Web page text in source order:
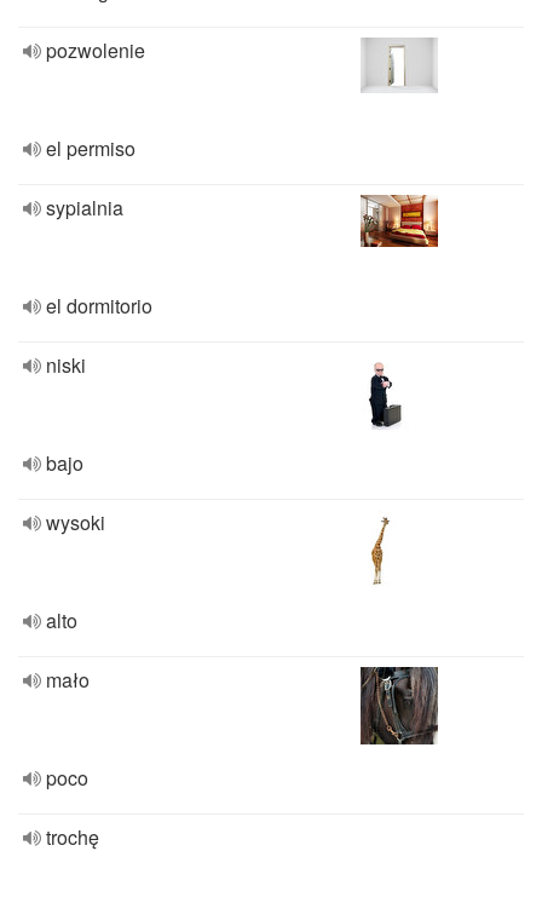
pozwolenie
el permiso
sypialnia
el dormitorio
niski
bajo
wysoki
alto
mało
poco
trochę